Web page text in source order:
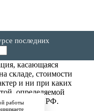
последних
касающаяся
складе, стоимости
и ни при каких
определяемой
кодекса РФ.
работы